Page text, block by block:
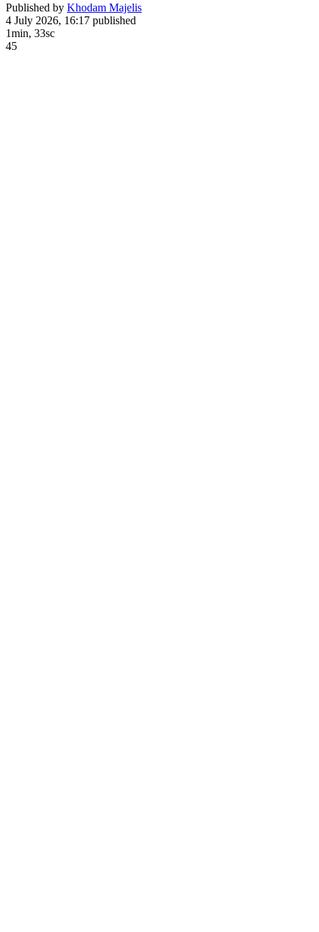
Published by Khodam Majelis
4 July 2026, 16:17 published
1min, 33sc
45